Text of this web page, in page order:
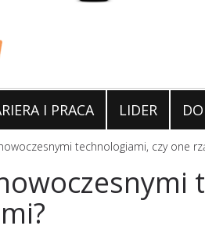
I PRACA LIDER
technologiami, czy one